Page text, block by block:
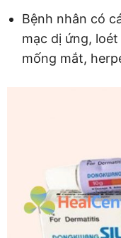
Bệnh nhân có
mạc dị ứng,
mống mắt,